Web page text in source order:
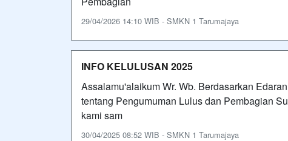
29/04/2026 14:10 WIB - SMKN 1 Tarumajaya
INFO KELULUSAN 2025
Assalamu'alaikum Wr. Wb. Berdasarkan
tentang Pengumuman Lulus dan Pembagian
kami sam
30/04/2025 08:52 WIB - SMKN 1 Tarumajaya